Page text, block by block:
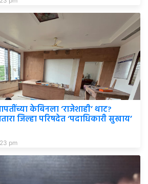
केबिनला ‘राजेशाही’ थाट?
जिल्हा परिषदेत ‘पदाधिकारी सुखाय’
pm